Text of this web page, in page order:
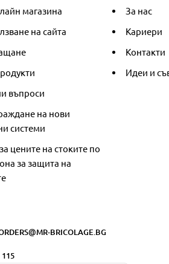
магазина
на сайта
въпроси
на нови
системи
цените на стоките по
за защита на
За нас
Кариери
Контакти
Идеи и
BRICOLAGE.BG